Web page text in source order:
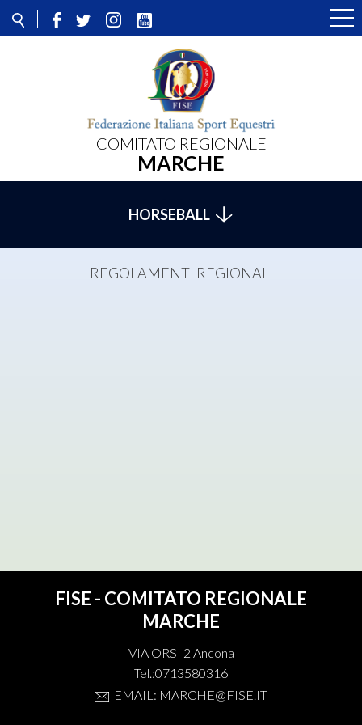
COMITATO REGIONALE
MARCHE
HORSEBALL
REGOLAMENTI REGIONALI
FISE - COMITATO REGIONALE
MARCHE
VIA ORSI 2 Ancona
Tel.:0713580316
EMAIL: MARCHE@FISE.IT